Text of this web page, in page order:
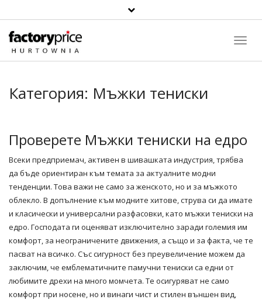
Категория: Мъжки тениски
Проверете Мъжки тениски на едро
Всеки предприемач, активен в шивашката индустрия, трябва
да бъде ориентиран към темата за актуалните модни
тенденции. Това важи не само за женското, но и за мъжкото
облекло. В допълнение към модните хитове, струва си да имате
и класически и универсални разфасовки, като мъжки тениски на
едро. Господата ги оценяват изключително заради големия им
комфорт, за неограничените движения, а също и за факта, че те
пасват на всичко. Със сигурност без преувеличение можем да
заключим, че емблематичните памучни тениски са едни от
любимите дрехи на много момчета. Те осигуряват не само
комфорт при носене, но и винаги чист и стилен външен вид,